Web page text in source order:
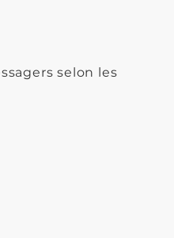
selon les